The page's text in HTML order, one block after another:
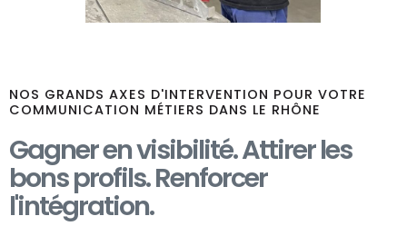
NOS GRANDS AXES D'INTERVENTION POUR VOTRE
COMMUNICATION MÉTIERS DANS LE RHÔNE
Gagner en visibilité. Attirer les
bons profils. Renforcer
l'intégration.